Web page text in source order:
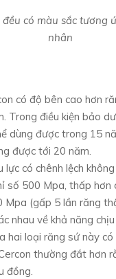
có màu sắc tương
nhân
có độ bên cao hơn
Trong điều kiện bảo
dùng được trong 15
được tới 20 năm.
lực có chênh lệch
số 500 Mpa, thấp hơn
Mpa (gấp 5 lần răng
nhau về khả năng
hai loại răng sứ này có
thường đắt hơn
đồng.